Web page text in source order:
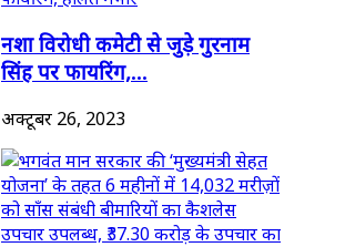
नशा विरोधी कमेटी से जुड़े गुरनाम
सिंह पर फायरिंग,...
अक्टूबर 26, 2023